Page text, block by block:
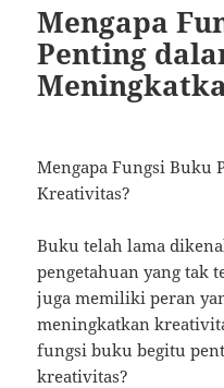
Mengapa
Penting
Mengapa Fungsi Buku
Kreativitas?
Buku telah lama
pengetahuan yang tak
juga memiliki peran
meningkatkan
fungsi buku begitu
kreativitas?